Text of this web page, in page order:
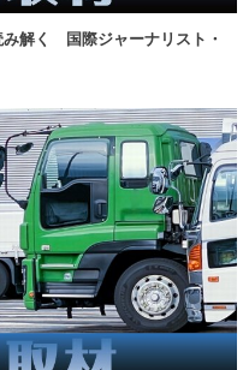
み解く 国際ジャーナリスト・